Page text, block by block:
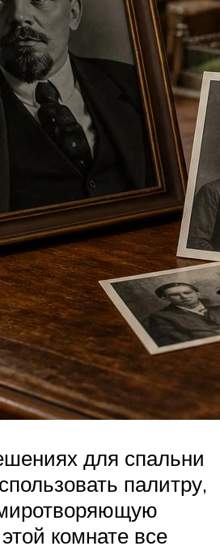
для спальни
палитру,
комнате все